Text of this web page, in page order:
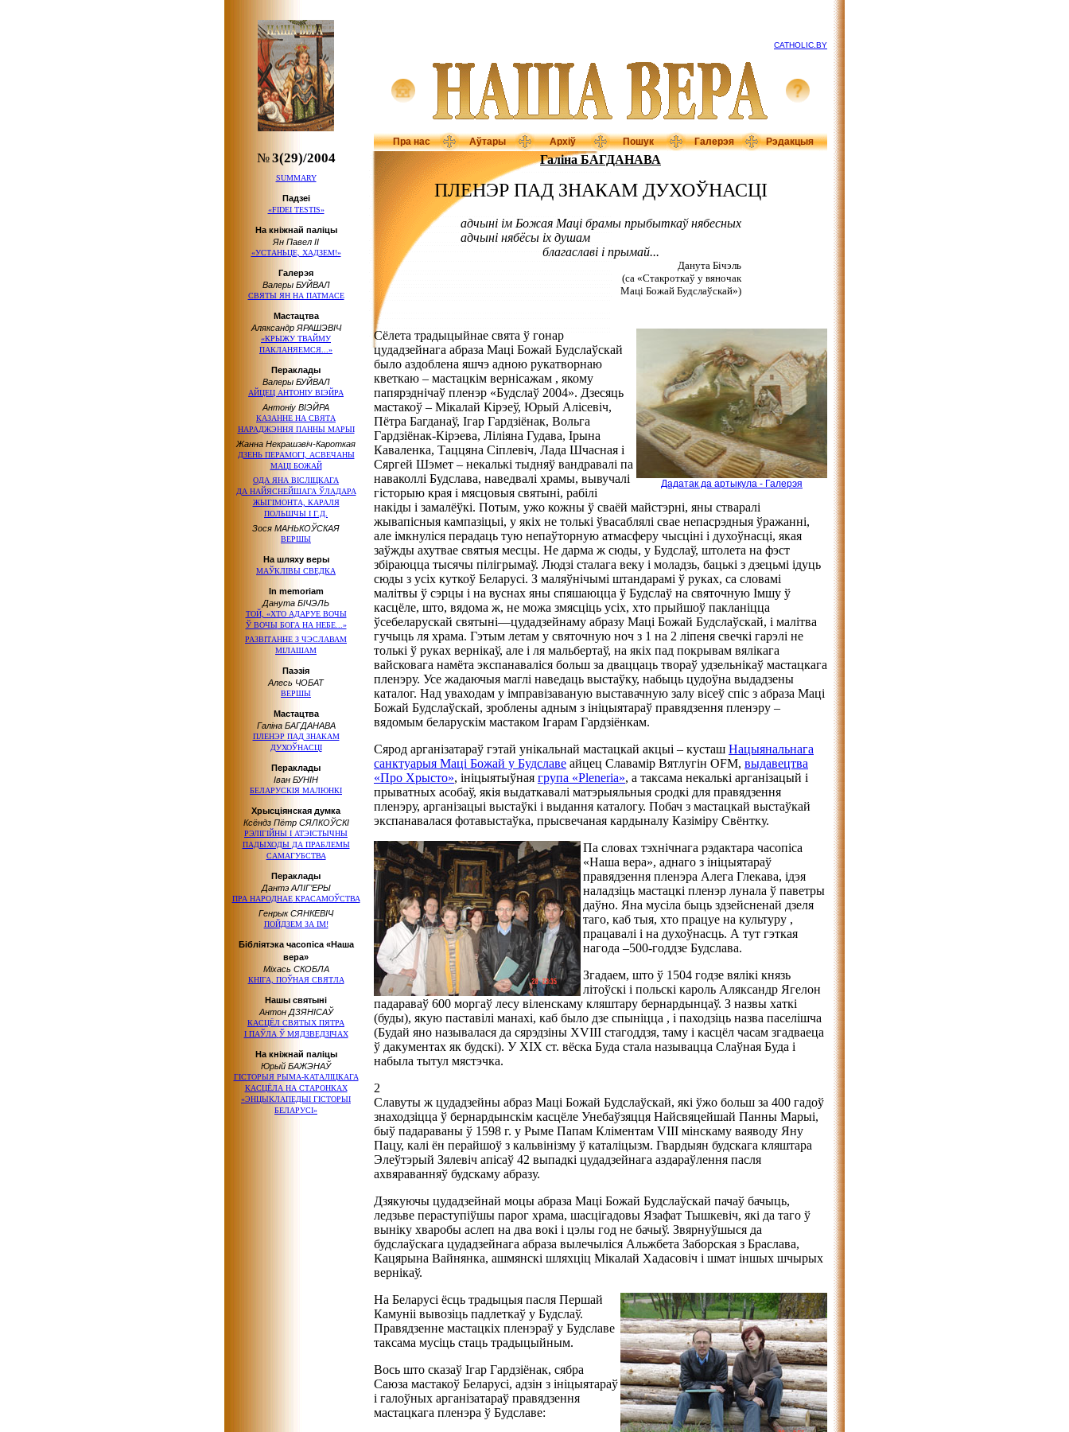
CATHOLIC.BY
Пра нас Аўтары Архіў Пошук Галерэя Рэдакцыя
№3(29)/2004
SUMMARY
Падзеі
«FIDEI TESTIS»
На кніжнай паліцы
Ян Павел ІІ
«УСТАНЬЦЕ, ХАДЗЕМ!»
Галерэя
Валеры БУЙВАЛ
СВЯТЫ ЯН НА ПАТМАСЕ
Мастацтва
Аляксандр ЯРАШЭВІЧ
«КРЫЖУ ТВАЙМУ
ПАКЛАНЯЕМСЯ...»
Пераклады
Валеры БУЙВАЛ
АЙЦЕЦ АНТОНІУ ВІЭЙРА
Антоніу ВІЭЙРА
КАЗАННЕ НА СВЯТА
НАРАДЖЭННЯ ПАННЫ МАРЫІ
Жанна Некрашэвіч-Кароткая
ДЗЕНЬ ПЕРАМОГІ, АСВЕЧАНЫ
МАЦІ БОЖАЙ
ОДА ЯНА ВІСЛІЦКАГА
ДА НАЙЯСНЕЙШАГА ЎЛАДАРА
ЖЫГІМОНТА, КАРАЛЯ
ПОЛЬШЧЫ І Г.Д.
Зося МАНЬКОЎСКАЯ
ВЕРШЫ
На шляху веры
МАЎКЛІВЫ СВЕДКА
In memoriam
Данута БІЧЭЛЬ
ТОЙ, «ХТО АДАРУЕ ВОЧЫ
Ў ВОЧЫБОГА НА НЕБЕ...»
РАЗВІТАННЕ З ЧЭСЛАВАМ
МІЛАШАМ
Паэзія
Алесь ЧОБАТ
ВЕРШЫ
Мастацтва
Галіна БАГДАНАВА
ПЛЕНЭР ПАД ЗНАКАМ
ДУХОЎНАСЦІ
Пераклады
Іван БУНІН
БЕЛАРУСКІЯ МАЛЮНКІ
Хрысціянская думка
Ксёндз Пётр СЯЛКОЎСКІ
РЭЛІГІЙНЫ І АТЭІСТЫЧНЫ
ПАДЫХОДЫ ДА ПРАБЛЕМЫ
САМАГУБСТВА
Пераклады
Дантэ АЛІГ’ЕРЫ
ПРА НАРОДНАЕКРАСАМОЎСТВА
Генрык СЯНКЕВІЧ
ПОЙДЗЕМ ЗА ІМ!
Бібліятэка часопіса «Наша
вера»
Міхась СКОБЛА
КНІГА, ПОЎНАЯ СВЯТЛА
Нашы святыні
Антон ДЗЯНІСАЎ
КАСЦЁЛ СВЯТЫХ ПЯТРА
І ПАЎЛА Ў МЯДЗВЕДЗІЧАХ
На кніжнай паліцы
Юрый БАЖЭНАЎ
ГІСТОРЫЯ РЫМА-КАТАЛІЦКАГА
КАСЦЁЛА НА СТАРОНКАХ
«ЭНЦЫКЛАПЕДЫІ ГІСТОРЫІ
БЕЛАРУСІ»
Галіна БАГДАНАВА
ПЛЕНЭР ПАД ЗНАКАМДУХОЎНАСЦІ
адчыні ім Божая Маці брамы прыбыткаў нябесных
адчыні нябёсы іх душам
благаславі і прымай...
Данута Бічэль
(са «Стакроткаў у вяночак
Маці Божай Будслаўскай»)
Дадатак да артыкула - Галерэя
Сёлета традыцыйнае свята ў гонар
цудадзейнага абраза Маці Божай Будслаўскай
было аздоблена яшчэ адною рукатворнаю
кветкаю – мастацкім вернісажам , якому
папярэднічаў пленэр «Будслаў 2004». Дзесяць
мастакоў – Мікалай Кірэеў, Юрый Алісевіч,
Пётра Багданаў, Ігар Гардзіёнак, Вольга
Гардзіёнак-Кірэева, Ліліяна Гудава, Ірына
Каваленка, Таццяна Сіплевіч, Лада Шчасная і
Сяргей Шэмет – некалькі тыдняў вандравалі па
наваколлі Будслава, наведвалі храмы, вывучалі
гісторыю края і мясцовыя святыні, рабілі
накіды і замалёўкі. Потым, ужо кожны ў сваёй майстэрні, яны стваралі
жывапісныя кампазіцыі, у якіх не толькі ўвасаблялі свае непасрэдныя ўражанні,
але імкнуліся перадаць тую непаўторную атмасферу чысціні і духоўнасці, якая
заўжды ахутвае святыя месцы. Не дарма ж сюды, у Будслаў, штолета на фэст
збіраюцца тысячы пілігрымаў. Людзі сталага веку і моладзь, бацькі з дзецьмі ідуць
сюды з усіх куткоў Беларусі. З маляўнічымі штандарамі ў руках, са словамі
малітвы ў сэрцы і на вуснах яны спяшаюцца ў Будслаў на святочную Імшу ў
касцёле, што, вядома ж, не можа змясціць усіх, хто прыйшоў пакланіцца
ўсебеларускай святыні—цудадзейнаму абразу Маці Божай Будслаўскай, і малітва
гучыць ля храма. Гэтым летам у святочную ноч з 1 на 2 ліпеня свечкі гарэлі не
толькі ў руках вернікаў, але і ля мальбертаў, на якіх пад покрывам вялікага
вайсковага намёта экспанаваліся больш за дваццаць твораў удзельнікаў мастацкага
пленэру. Усе жадаючыя маглі наведаць выстаўку, набыць цудоўна выдадзены
каталог. Над уваходам у імправізаваную выставачную залу вісеў спіс з абраза Маці
Божай Будслаўскай, зроблены адным з ініцыятараў правядзення пленэру –
вядомым беларускім мастаком Ігарам Гардзіёнкам.
Сярод арганізатараў гэтай унікальнай мастацкай акцыі – кусташ Нацыянальнага
санктуарыя Маці Божай у Будславе айцец Славамір Вятлугін ОFM, выдавецтва
«Про Хрысто», ініцыятыўная група «Pleneria», а таксама некалькі арганізацый і
прыватных асобаў, якія выдаткавалі матэрыяльныя сродкі для правядзення
пленэру, арганізацыі выстаўкі і выдання каталогу. Побач з мастацкай выстаўкай
экспанавалася фотавыстаўка, прысвечаная кардыналу Казіміру Свёнтку.
Па словах тэхнічнага рэдактара часопіса
«Наша вера», аднаго з ініцыятараў
правядзення пленэра Алега Глекава, ідэя
наладзіць мастацкі пленэр лунала ў паветры
даўно. Яна мусіла быць здзейсненай дзеля
таго, каб тыя, хто працуе на культуру ,
працавалі і на духоўнасць. А тут гэткая
нагода –500-годдзе Будслава.
Згадаем, што ў 1504 годзе вялікі князь
літоўскі і польскі кароль Аляксандр Ягелон
падараваў 600 моргаў лесу віленскаму кляштару бернардынцаў. З назвы хаткі
(буды), якую паставілі манахі, каб было дзе спыніцца , і паходзіць назва паселішча
(Будай яно называлася да сярэдзіны ХVIII стагоддзя, таму і касцёл часам згадваеца
ў дакументах як будскі). У ХІХ ст. вёска Буда стала называцца Слаўная Буда і
набыла тытул мястэчка.
2
Славуты ж цудадзейны абраз Маці Божай Будслаўскай, які ўжо больш за 400 гадоў
знаходзіцца ў бернардынскім касцёле Унебаўзяцця Найсвяцейшай Панны Марыі,
быў падараваны ў 1598 г. у Рыме Папам Кліментам VIII мінскаму ваяводу Яну
Пацу, калі ён перайшоў з кальвінізму ў каталіцызм. Гвардыян будскага кляштара
Элеўтэрый Зялевіч апісаў 42 выпадкі цудадзейнага аздараўлення пасля
ахвяраванняў будскаму абразу.
Дзякуючы цудадзейнай моцы абраза Маці Божай Будслаўскай пачаў бачыць,
ледзьве пераступіўшы парог храма, шасцігадовы Язафат Тышкевіч, які да таго ў
выніку хваробы аслеп на два вокі і цэлы год не бачыў. Звярнуўшыся да
будслаўскага цудадзейнага абраза вылечыліся Альжбета Заборская з Браслава,
Кацярына Вайнянка, ашмянскі шляхціц Мікалай Хадасовіч і шмат іншых шчырых
вернікаў.
На Беларусі ёсць традыцыя пасля Першай
Камуніі вывозіць падлеткаў у Будслаў.
Правядзенне мастацкіх пленэраў у Будславе
таксама мусіць стаць традыцыйным.
Вось што сказаў Ігар Гардзіёнак, сябра
Саюза мастакоў Беларусі, адзін з ініцыятараў
і галоўных арганізатараў правядзення
мастацкага пленэра ў Будславе: